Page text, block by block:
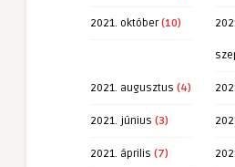
2021. október(10)
2021. augusztus (4)
2021. június (3)
2021. április (7)